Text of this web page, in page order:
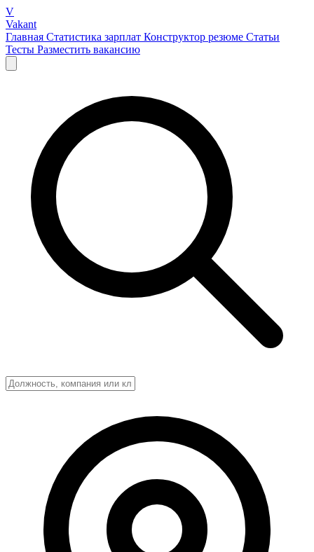
V
Vakant
Главная Статистика зарплат Конструктор резюме Статьи
Тесты Разместить вакансию